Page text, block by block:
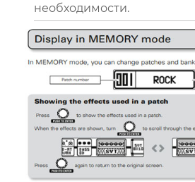
необходимости.